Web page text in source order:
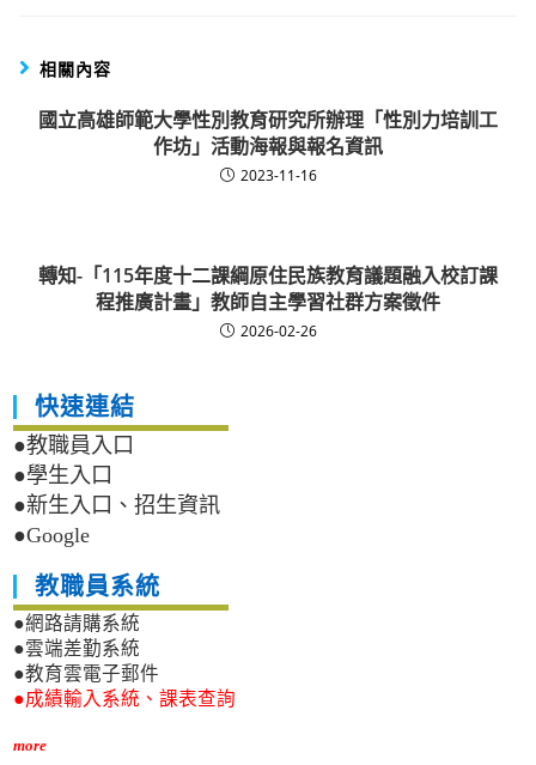
相關內容
國立高雄師範大學性別教育研究所辦理「性別力培訓工
作坊」活動海報與報名資訊
2023-11-16
轉知-「115年度十二課綱原住民族教育議題融入校訂課
程推廣計畫」教師自主學習社群方案徵件
2026-02-26
快速連結
●教職員入口
●學生入口
●新生入口、招生資訊
●Google
教職員系統
●網路請購系統
●雲端差勤系統
●教育雲電子郵件
●成績輸入系統、課表查詢
more